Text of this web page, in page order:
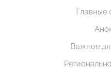
Главные
Важное